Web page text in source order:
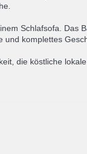
Schlafsofa.
komplettes
die köstliche